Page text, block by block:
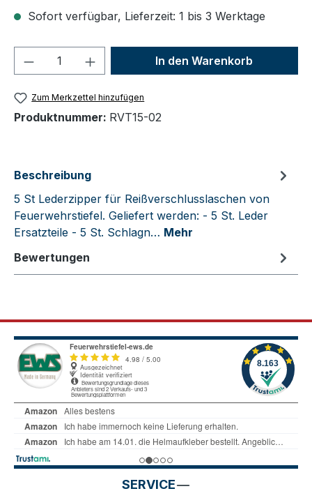
Sofort verfügbar, Lieferzeit: 1 bis 3 Werktage
Produkt Anzahl: Gib denIn den Warenkorb
Zum Merkzettel hinzufügen
Produktnummer: RVT15-02
Beschreibung
5 St Lederzipper für Reißverschlusslaschen von
Feuerwehrstiefel. Geliefert werden: - 5 St. Leder
Ersatzteile - 5 St. Schlagn… Mehr
Bewertungen
SERVICE